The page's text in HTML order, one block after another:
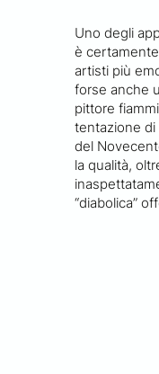
Uno degli
è
artisti più
forse anche
pittore
tentazione di
del
la qualità,
“diabolica”